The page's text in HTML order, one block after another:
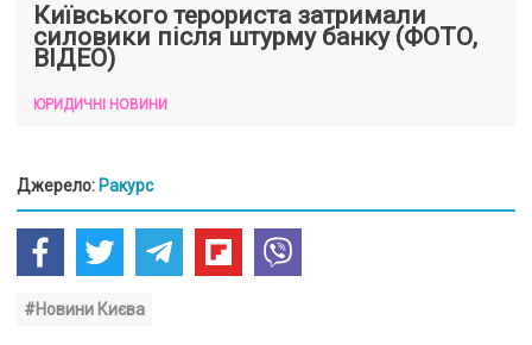
Київського терориста затримали
силовики після штурму банку (ФОТО,
ВІДЕО)
ЮРИДИЧНІ НОВИНИ
Джерело: Ракурс
#Новини Києва